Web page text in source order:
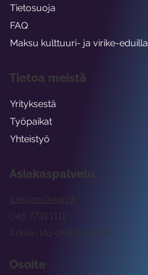
Asiakaspalvelu
tuki@rockway.fi
Arkisin klo 09:00 -15:00
045 7731 1111
Osoite
Tietosuoja
FAQ
Maksu kulttuuri- ja virike-eduilla
Tietoa meistä
Yrityksestä
Työpaikat
Yhteistyö